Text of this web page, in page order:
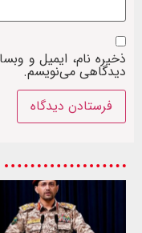
ذخیره نام، ایمیل و
دیدگاهی می‌نویسم.